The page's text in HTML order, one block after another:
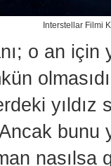
Interstellar Filmi
o an